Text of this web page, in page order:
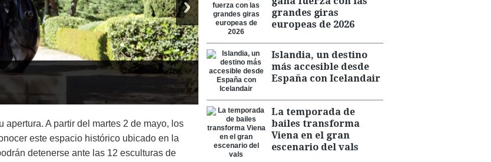
apertura. A partir del martes 2 de mayo, los
este espacio histórico ubicado en la
detenerse ante las 12 esculturas de
grandes giras
europeas de 2026
Islandia, un destino
más accesible desde
España con Icelandair
La temporada de
bailes transforma
Viena en el gran
escenario del vals